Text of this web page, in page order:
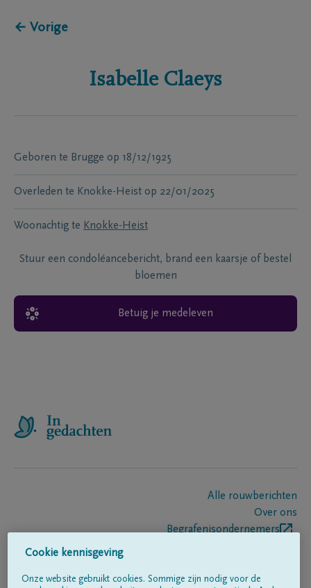
← Vorige
Isabelle Claeys
Geboren te Brugge op 18/12/1925
Overleden te Knokke-Heist op 22/01/2025
Woonachtig te Knokke-Heist
Stuur een condoléancebericht, brand een kaarsje of bestel
bloemen
Betuig je medeleven
Alle rouwberichten
Over ons
Begrafenisondernemers
Cookie kennisgeving
Onze website gebruikt cookies. Sommige zijn nodig voor de